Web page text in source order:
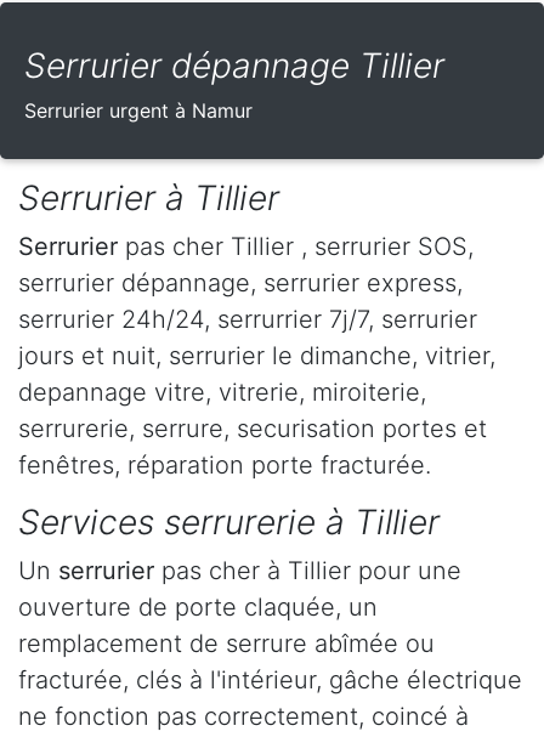
Serrurier dépannage Tillier
Serrurier urgent à Namur
Serrurier à Tillier
Serrurier pas cher Tillier , serrurier SOS,
serrurier dépannage, serrurier express,
serrurier 24h/24, serrurrier 7j/7, serrurier
jours et nuit, serrurier le dimanche, vitrier,
depannage vitre, vitrerie, miroiterie,
serrurerie, serrure, securisation portes et
fenêtres, réparation porte fracturée.
Services serrurerie à Tillier
Un serrurier pas cher à Tillier pour une
ouverture de porte claquée, un
remplacement de serrure abîmée ou
fracturée, clés à l'intérieur, gâche électrique
ne fonction pas correctement, coincé à